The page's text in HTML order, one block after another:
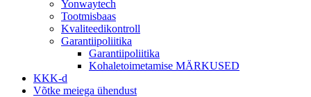
Yonwaytech
Tootmisbaas
Kvaliteedikontroll
Garantiipoliitika
Garantiipoliitika
Kohaletoimetamise MÄRKUSED
KKK-d
Võtke meiega ühendust